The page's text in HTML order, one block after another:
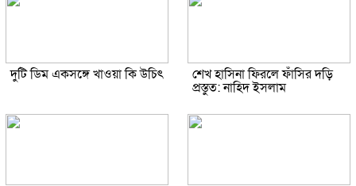
দুটি ডিম একসঙ্গে খাওয়া কি উচিৎ শেখ হাসিনা ফিরলে ফাঁসির দড়ি
প্রস্তুত: নাহিদ ইসলাম